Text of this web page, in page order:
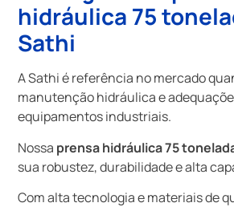
hidráulica 75
Sathi
A Sathi é referência no mercado
manutenção hidráulica e
equipamentos industriais.
Nossa prensa hidráulica 75
sua robustez, durabilidade e alta
Com alta tecnologia e materiais de